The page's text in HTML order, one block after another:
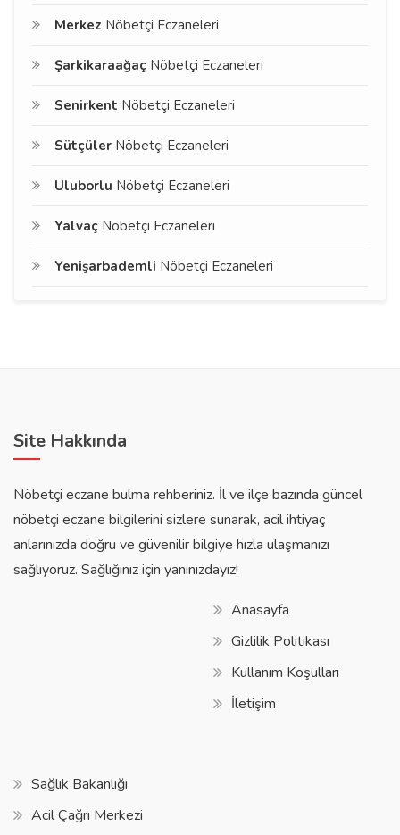
Merkez Nöbetçi Eczaneleri
Şarkikaraağaç Nöbetçi Eczaneleri
Senirkent Nöbetçi Eczaneleri
Sütçüler Nöbetçi Eczaneleri
Uluborlu Nöbetçi Eczaneleri
Yalvaç Nöbetçi Eczaneleri
Yenişarbademli Nöbetçi Eczaneleri
Site Hakkında
Nöbetçi eczane bulma rehberiniz. İl ve ilçe bazında güncel
nöbetçi eczane bilgilerini sizlere sunarak, acil ihtiyaç
anlarınızda doğru ve güvenilir bilgiye hızla ulaşmanızı
sağlıyoruz. Sağlığınız için yanınızdayız!
Anasayfa
Gizlilik Politikası
Kullanım Koşulları
İletişim
Sağlık Bakanlığı
Acil Çağrı Merkezi